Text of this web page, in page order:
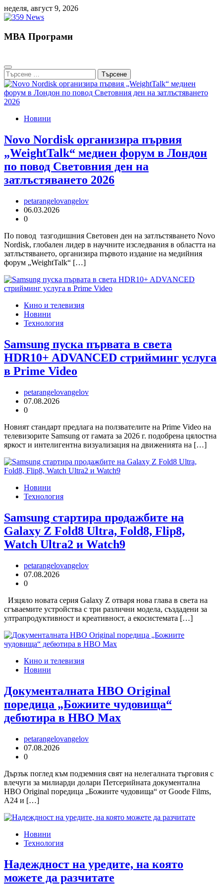
Skip
to
неделя, август 9, 2026
МВА Програми
Търсене
за:
Новини
Novo Nordisk организира първия
„WeightTalk“ медиен форум в Лондон
по повод Световния ден на
затлъстяването 2026
petarangelovangelov
06.03.2026
0
По повод тазгодишния Световен ден на затлъстяването Novo
Nordisk, глобален лидер в научните изследвания в областта на
затлъстяването, организира първото издание на медийния
форум „WeightTalk“ […]
Кино и телевизия
Новини
Технология
Samsung пуска първата в света
HDR10+ ADVANCED стрийминг услуга
в Prime Video
petarangelovangelov
07.08.2026
0
Новият стандарт предлага на ползвателите на Prime Video на
телевизорите Samsung от гамата за 2026 г. подобрена цялостна
яркост и интелигентна визуализация на движенията на […]
Новини
Технология
Samsung стартира продажбите на
Galaxy Z Fold8 Ultra, Fold8, Flip8,
Watch Ultra2 и Watch9
petarangelovangelov
07.08.2026
0
Изцяло новата серия Galaxy Z отваря нова глава в света на
сгъваемите устройства с три различни модела, създадени за
ултрапродуктивност и креативност, а екосистемата […]
Кино и телевизия
Новини
Документалната HBO Original
поредица „Божиите чудовища“
дебютира в HBO Max
petarangelovangelov
07.08.2026
0
Дързък поглед към подземния свят на нелегалната търговия с
влечуги за милиарди долари Петсерийната документална
HBO Original поредица „Божиите чудовища“ от Goode Films,
A24 и […]
Новини
Технология
Надеждност на уредите, на която
можете да разчитате